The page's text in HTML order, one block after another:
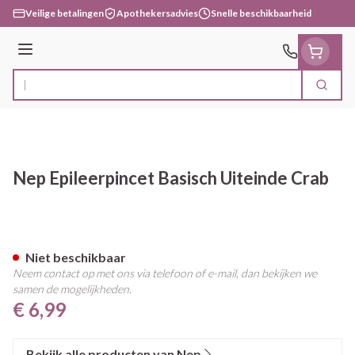
Ga naar de inhoud
Veilige betalingen Apothekersadvies Snelle beschikbaarheid
Menu
Product, merk, categorie... Zoek
Nep Epileerpincet Basisch Uiteinde Crab
€ 6,99
Niet beschikbaar
Neem contact op met ons via telefoon of e-mail, dan bekijken we
samen de mogelijkheden.